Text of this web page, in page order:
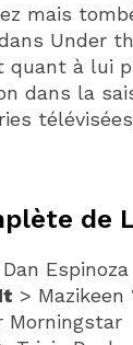
mais
Under
quant à lui
dans la
de
Espinoza
> Mazikeen
Morningstar